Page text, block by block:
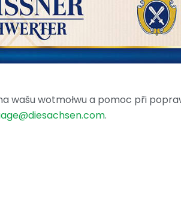
wotmołwu a pomoc při
.